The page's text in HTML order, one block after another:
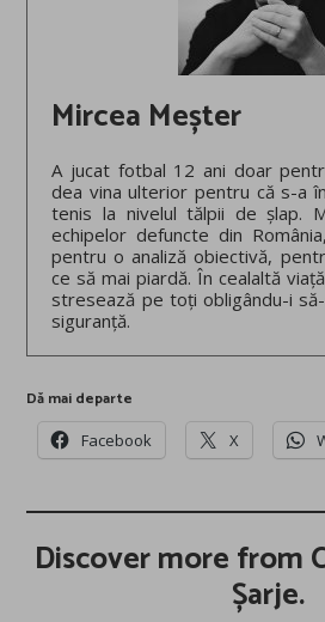
Mircea Meșter
A jucat fotbal 12 ani doar
dea vina ulterior pentru că s-a
tenis la nivelul tălpii de șlap.
echipelor defuncte din
pentru o analiză obiectivă,
ce să mai piardă. În cealaltă
stresează pe toți obligându-i
siguranță.
Dă mai departe
Facebook X
Discover more from
Șarje.